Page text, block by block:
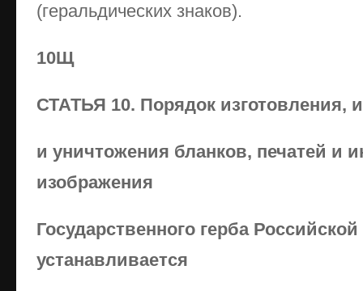
(геральдических знаков).
10Щ
СТАТЬЯ 10. Порядок изготовления,
и уничтожения бланков, печатей и
изображения
Государственного герба
устанавливается